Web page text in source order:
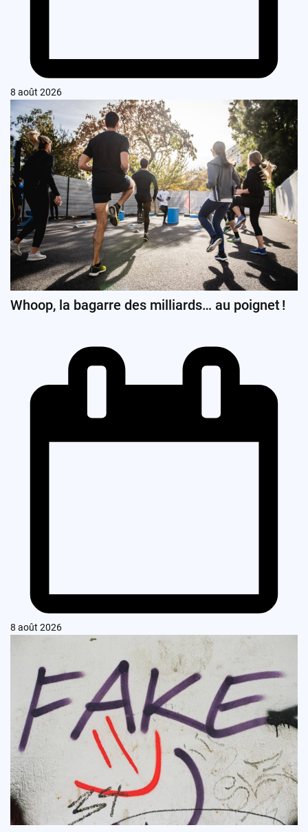
8 août 2026
Whoop, la bagarre des milliards… au poignet !
8 août 2026